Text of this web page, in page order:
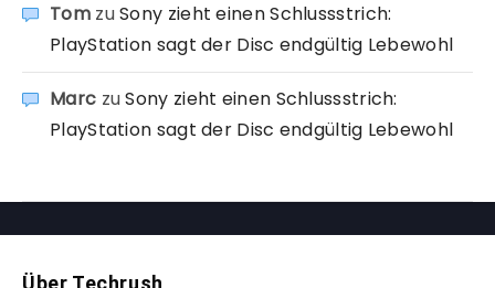
TomzuSony zieht einen Schlussstrich:
PlayStation sagt der Disc endgültig Lebewohl
Marc zuSony zieht einen Schlussstrich:
PlayStation sagt der Disc endgültig Lebewohl
Über Techrush